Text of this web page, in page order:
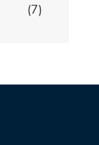
(7)